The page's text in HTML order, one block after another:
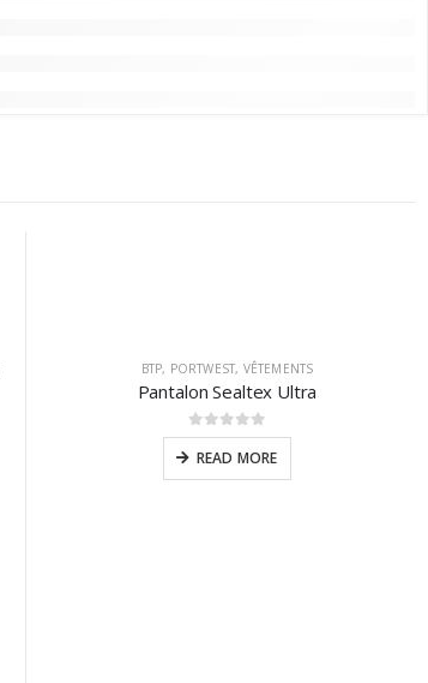
BTP, PORTWEST, VÊTEMENTS
Pantalon Sealtex Ultra
0sur 5
READ MORE